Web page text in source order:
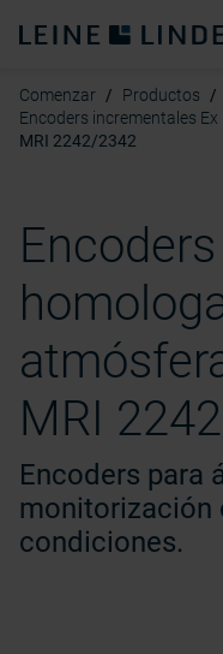
Comenzar Productos
Encoders incrementales Ex
MRI 2242/2342
MRI
Encoders para
monitorización
condiciones.